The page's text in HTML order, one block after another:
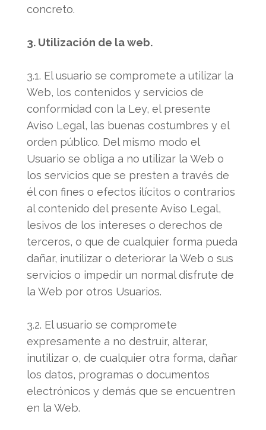
concreto.
3. Utilización de la web.
3.1. El usuario se compromete a utilizar la
Web, los contenidos y servicios de
conformidad con la Ley, el presente
Aviso Legal, las buenas costumbres y el
orden público. Del mismo modo el
Usuario se obliga a no utilizar la Web o
los servicios que se presten a través de
él con fines o efectos ilícitos o contrarios
al contenido del presente Aviso Legal,
lesivos de los intereses o derechos de
terceros, o que de cualquier forma pueda
dañar, inutilizar o deteriorar la Web o sus
servicios o impedir un normal disfrute de
la Web por otros Usuarios.
3.2. El usuario se compromete
expresamente a no destruir, alterar,
inutilizar o, de cualquier otra forma, dañar
los datos, programas o documentos
electrónicos y demás que se encuentren
en la Web.